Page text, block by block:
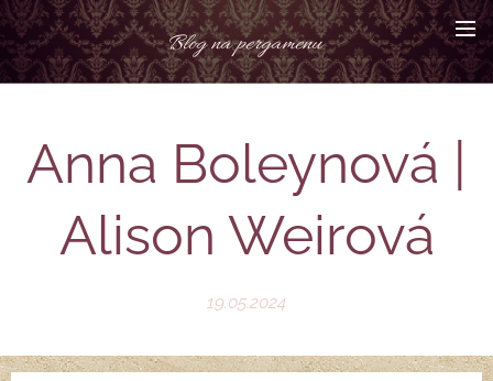
Blog na pergamenu
Anna Boleynová |
Alison Weirová
19.05.2024